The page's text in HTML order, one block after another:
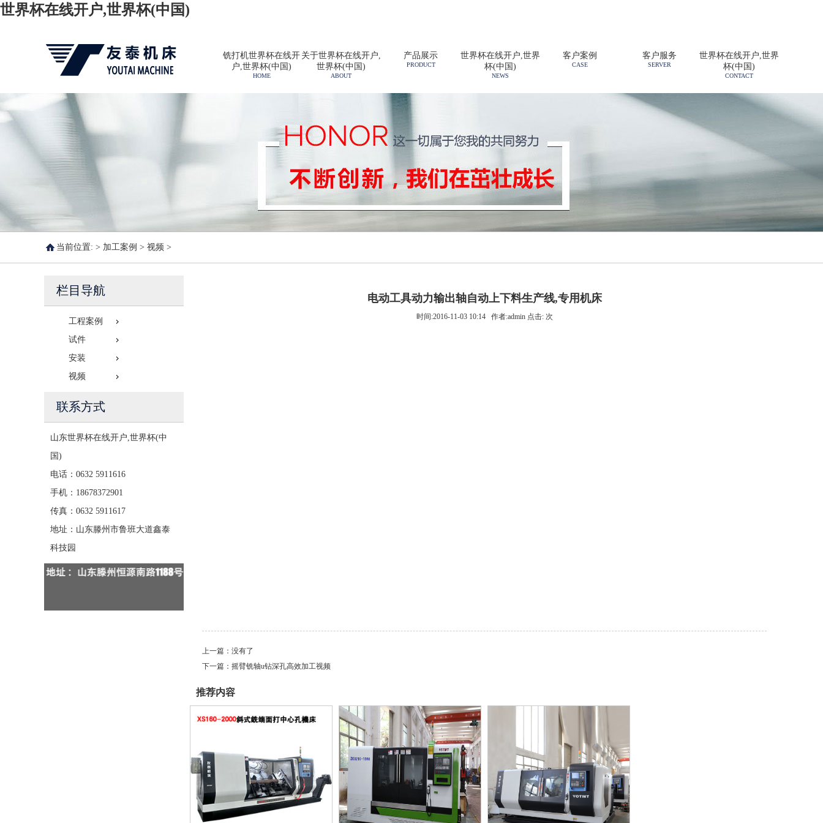
世界杯在线开户,世界杯(中国)
铣打机世界杯在线开
户,世界杯(中国)
HOME
关于世界杯在线开户,
世界杯(中国)
ABOUT
产品展示
PRODUCT
世界杯在线开户,世界
杯(中国)
NEWS
客户案例
CASE
客户服务
SERVER
世界杯在线开户,世界
杯(中国)
CONTACT
当前位置: > 加工案例 > 视频 >
栏目导航
工程案例
试件
安装
视频
联系方式
山东世界杯在线开户,世界杯(中
国)
电话：0632 5911616
手机：18678372901
传真：0632 5911617
地址：山东滕州市鲁班大道鑫泰
科技园
电动工具动力输出轴自动上下料生产线,专用机床
时间:2016-11-03 10:14 作者:admin 点击: 次
上一篇：没有了
下一篇： 摇臂铣轴u钻深孔高效加工视频
推荐内容